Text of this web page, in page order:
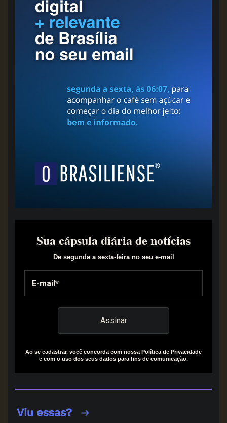
Sua cápsula diária de notícias
De segunda a sexta-feira no seu e-mail
Ao se cadastrar, você concorda com nossa Política de Privacidade
e com o uso dos seus dados para fins de comunicação.